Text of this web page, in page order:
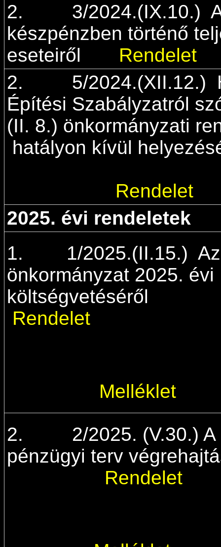
2. 3/2024.(IX.10.) A
készpénzben történő
eseteiről Rendelet
2. 5/2024.(XII.12.)
Építési Szabályzatról
(II. 8.) önkormányzati
hatályon kívül
Rendelet
2025. évi rendeletek
1. 1/2025.(II.15.) Az
önkormányzat 2025. évi
Rendelet
Melléklet
2. 2/2025. (V.30.) A
pénzügyi terv
Rendelet